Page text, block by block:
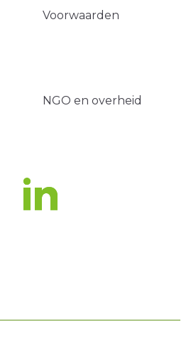
Voorwaarden
NGO en overheid